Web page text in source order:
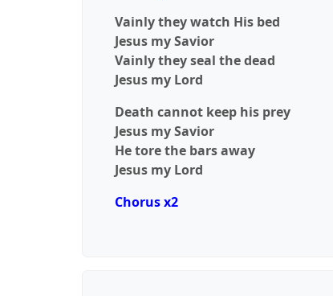
Vainly they watch His bed
Jesus my Savior
Vainly they seal the dead
Jesus my Lord
Death cannot keep his prey
Jesus my Savior
He tore the bars away
Jesus my Lord
Chorus x2